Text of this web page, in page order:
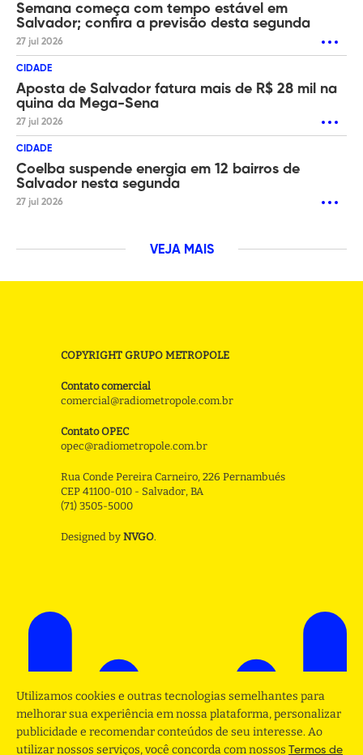
Semana começa com tempo estável em
Salvador; confira a previsão desta segunda
27 jul 2026
CIDADE
Aposta de Salvador fatura mais de R$ 28 mil na
quina da Mega-Sena
27 jul 2026
CIDADE
Coelba suspende energia em 12 bairros de
Salvador nesta segunda
27 jul 2026
VEJA MAIS
COPYRIGHT GRUPO METROPOLE
Contato comercial
comercial@radiometropole.com.br
Contato OPEC
opec@radiometropole.com.br
Rua Conde Pereira Carneiro, 226 Pernambués
CEP 41100-010 - Salvador, BA
(71) 3505-5000
Designed by NVGO.
Utilizamos cookies e outras tecnologias semelhantes para
melhorar sua experiência em nossa plataforma, personalizar
publicidade e recomendar conteúdos de seu interesse. Ao
utilizar nossos serviços, você concorda com nossos Termos de